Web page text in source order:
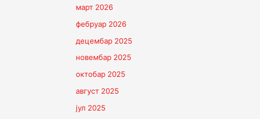
март 2026
фебруар 2026
децембар 2025
новембар 2025
октобар 2025
август 2025
јул 2025